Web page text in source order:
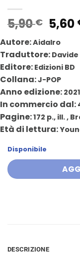
5,90€ Il
prezzo
era:
5,90
5,60
Autore:AidaIro
Traduttore:
Editore: Edizioni BD
Collana:J-POP
Anno edizione: 2021
In commercio dal:
Pagine:172 p., ill. ,
Età di lettura:
Disponibile
DESCRIZIONE